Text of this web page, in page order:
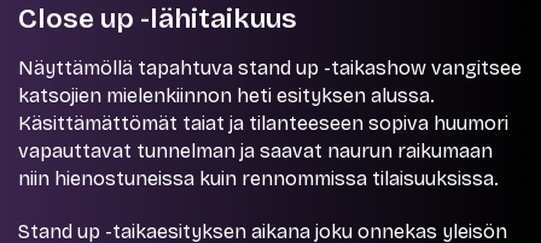
Close up -lähitaikuus
Näyttämöllä tapahtuva stand up -taikashow vangitsee
katsojien mielenkiinnon heti esityksen alussa.
Käsittämättömät taiat ja tilanteeseen sopiva huumori
vapauttavat tunnelman ja saavat naurun raikumaan
niin hienostuneissa kuin rennommissa tilaisuuksissa.
Stand up -taikaesityksen aikana joku onnekas yleisön